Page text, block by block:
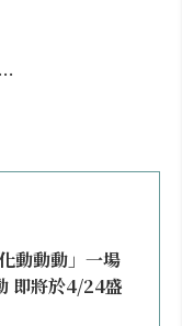
動動動」一場
即將於4/24盛